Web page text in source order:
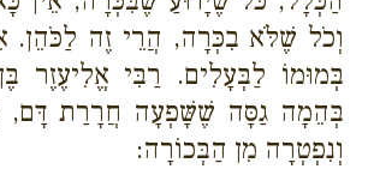
וְכֹל שֶׁלֹּא בִכְּרָה, הֲרֵי זֶה לַכֹּהֵן.
בְּמוּמוֹ לַבְּעָלִים. רַבִּי אֱלִיעֶזֶר
בְּהֵמָה גַסָּה שֶׁשָּׁפְעָה חֲרָרַת דָּם,
וְנִפְטְרָה מִן הַבְּכוֹרָה: